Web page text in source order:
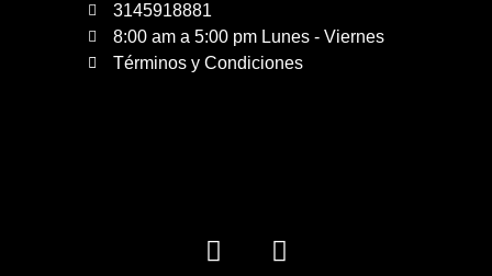
3145918881
8:00 am a 5:00 pm Lunes - Viernes
Términos y Condiciones